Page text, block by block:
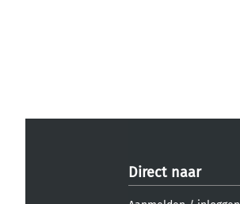
Direct naar